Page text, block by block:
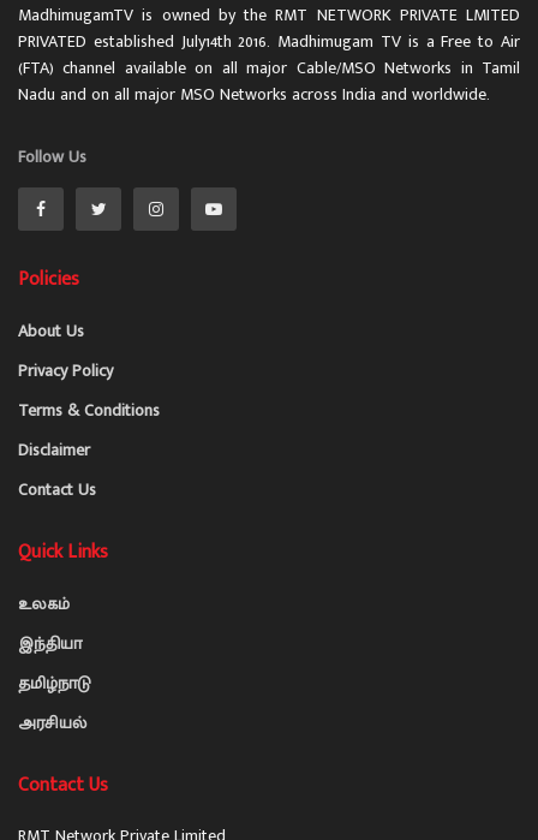
MadhimugamTV is owned by the RMT NETWORK PRIVATE LMITED
PRIVATED established July14th 2016. Madhimugam TV is a Free to Air
(FTA) channel available on all major Cable/MSO Networks in Tamil
Nadu and on all major MSO Networks across India and worldwide.
Follow Us
Policies
About Us
Privacy Policy
Terms & Conditions
Disclaimer
Contact Us
Quick Links
உலகம்
இந்தியா
தமிழ்நாடு
அரசியல்
Contact Us